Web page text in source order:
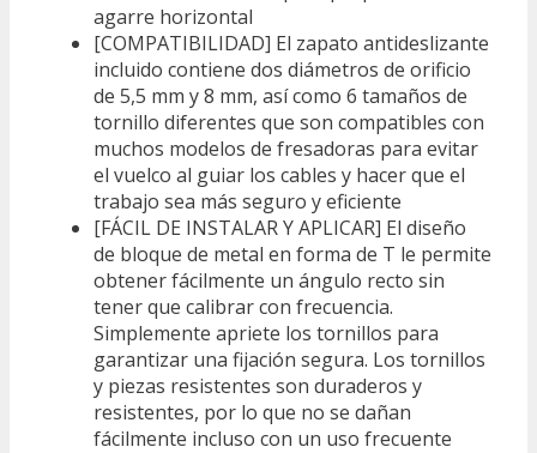
agarre horizontal
[COMPATIBILIDAD] El zapato antideslizante
incluido contiene dos diámetros de orificio
de 5,5 mm y 8 mm, así como 6 tamaños de
tornillo diferentes que son compatibles con
muchos modelos de fresadoras para evitar
el vuelco al guiar los cables y hacer que el
trabajo sea más seguro y eficiente
[FÁCIL DE INSTALAR Y APLICAR] El diseño
de bloque de metal en forma de T le permite
obtener fácilmente un ángulo recto sin
tener que calibrar con frecuencia.
Simplemente apriete los tornillos para
garantizar una fijación segura. Los tornillos
y piezas resistentes son duraderos y
resistentes, por lo que no se dañan
fácilmente incluso con un uso frecuente